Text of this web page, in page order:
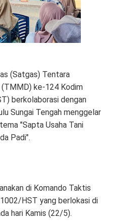
(Satgas) Tentara
(TMMD) ke-124 Kodim
berkolaborasi dengan
Sungai Tengah menggelar
"Sapta Usaha Tani
Padi".
di Komando Taktis
HST yang berlokasi di
hari Kamis (22/5).